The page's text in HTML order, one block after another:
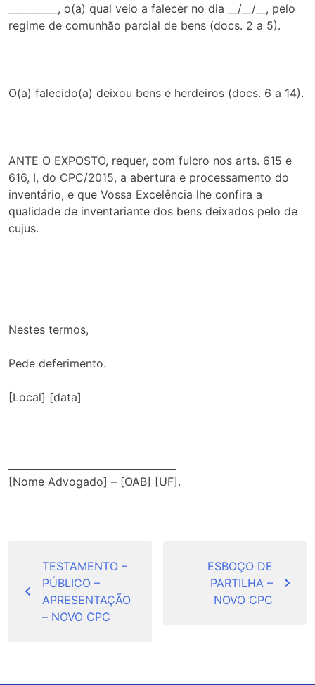
__________, o(a) qual veio a falecer no dia __/__/__, pelo
regime de comunhão parcial de bens (docs. 2 a 5).
O(a) falecido(a) deixou bens e herdeiros (docs. 6 a 14).
ANTE O EXPOSTO, requer, com fulcro nos arts. 615 e
616, I, do CPC/2015, a abertura e processamento do
inventário, e que Vossa Excelência lhe confira a
qualidade de inventariante dos bens deixados pelo de
cujus.
Nestes termos,
Pede deferimento.
[Local] [data]
[Nome Advogado] – [OAB] [UF].
Post
TESTAMENTO –
PÚBLICO –
APRESENTAÇÃO
– NOVO CPC
ESBOÇO DE
PARTILHA –
NOVO CPC